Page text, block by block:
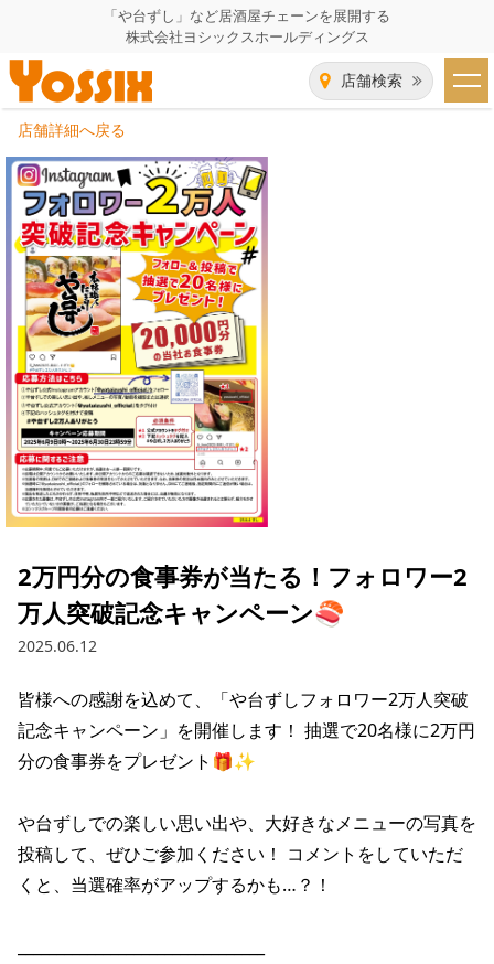
「や台ずし」など居酒屋チェーンを展開する
株式会社ヨシックスホールディングス
店舗検索
HOME
企業情報
企業情報トップ
代表者あいさつ
グループ会社
会社概要
沿革
経営陣
組織図
所在地
事業一覧
飲食事業紹介
飲食事業紹介トップ
や台ずし
ニパチ
これや
焼とりてっぱん
せんと
海老どて食堂
華花
IR（株主・投資家）情報
IR情報トップ
会長メッセージ
コーポレートガバナンス
財務情報
業績推移
財政状況
株式情報
IRライブラリ
決算短信
決算説明資料
株主通信
株価情報
株主優待
採用情報
採用情報トップ
パート・アルバイト
店舗物件・店舗施工管理業者の募集
お問い合わせ
お問い合わせトップ
ご意見・アンケート（ご来店の方）
このサイトについて
プライバシーポリシー
リンク集
サイトマップ
店舗詳細へ戻る
2万円分の食事券が当たる！フォロワー2
万人突破記念キャンペーン🍣
2025.06.12
皆様への感謝を込めて、「や台ずしフォロワー2万人突破
記念キャンペーン」を開催します！ 抽選で20名様に2万円
分の食事券をプレゼント🎁✨
や台ずしでの楽しい思い出や、大好きなメニューの写真を
投稿して、ぜひご参加ください！ コメントをしていただ
くと、当選確率がアップするかも…？！